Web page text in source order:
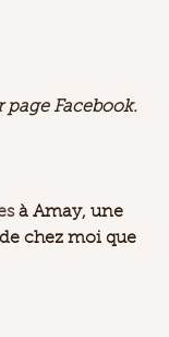
page Facebook.
à Amay, une
chez moi que